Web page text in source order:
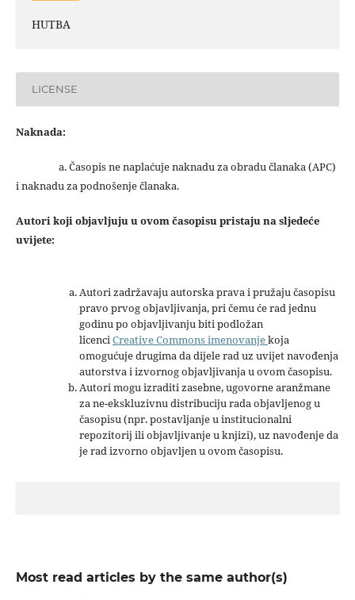
HUTBA
LICENSE
Naknada:
a. Časopis ne naplaćuje naknadu za obradu članaka (APC)
i naknadu za podnošenje članaka.
Autori koji objavljuju u ovom časopisu pristaju na sljedeće
uvijete:
Autori zadržavaju autorska prava i pružaju časopisu
pravo prvog objavljivanja, pri čemu će rad jednu
godinu po objavljivanju biti podložan
licenciCreative Commons imenovanjekoja
omogućuje drugima da dijele rad uz uvijet navođenja
autorstva i izvornog objavljivanja u ovom časopisu.
Autori mogu izraditi zasebne, ugovorne aranžmane
za ne-ekskluzivnu distribuciju rada objavljenog u
časopisu (npr. postavljanje u institucionalni
repozitorij ili objavljivanje u knjizi), uz navođenje da
je rad izvorno objavljen u ovom časopisu.
Most read articles by the same author(s)